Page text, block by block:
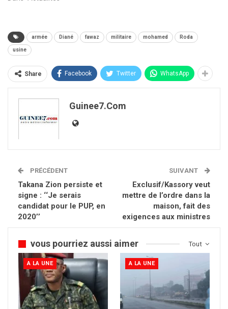
armée Diané fawaz militaire mohamed Roda
usine
Share Facebook Twitter WhatsApp
Guinee7.com
PRÉCÉDENT
Takana Zion persiste et
signe : ‘‘Je serais
candidat pour le PUP, en
2020’’
SUIVANT
Exclusif/Kassory veut
mettre de l’ordre dans la
maison, fait des
exigences aux ministres
Tout
vous pourriez aussi aimer
A LA UNE A LA UNE